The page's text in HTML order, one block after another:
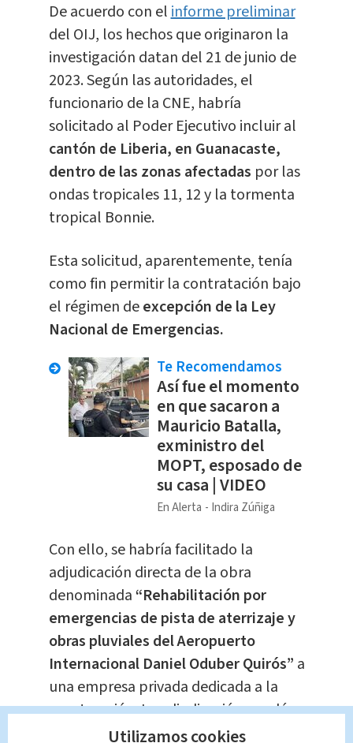
De acuerdo con elinforme preliminar
del OIJ, los hechos que originaron la
investigación datan del 21 de junio de
2023. Según las autoridades, el
funcionario de la CNE, habría
solicitado al Poder Ejecutivo incluir al
cantón de Liberia, en Guanacaste,
dentro de las zonas afectadas por las
ondas tropicales 11, 12 y la tormenta
tropical Bonnie.
Esta solicitud, aparentemente, tenía
como fin permitir la contratación bajo
el régimen deexcepción de la Ley
Nacional de Emergencias.
Te Recomendamos
Así fue el momento
en que sacaron a
Mauricio Batalla,
exministro del
MOPT, esposado de
su casa | VIDEO
En Alerta Indira Zúñiga
Con ello, se habría facilitado la
adjudicación directa de la obra
denominada“Rehabilitación por
emergencias de pista de aterrizaje y
obras pluviales del Aeropuerto
Internacional Daniel Oduber Quirós” a
una empresa privada dedicada a la
construcción. La adjudicación quedó
en firme el 29 de enero de 2024.
Utilizamos cookies